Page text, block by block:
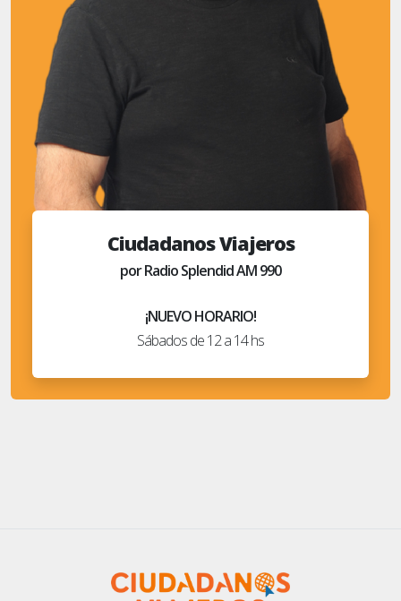
Ciudadanos Viajeros
por Radio Splendid AM 990
¡NUEVO HORARIO!
Sábados de 12 a 14 hs